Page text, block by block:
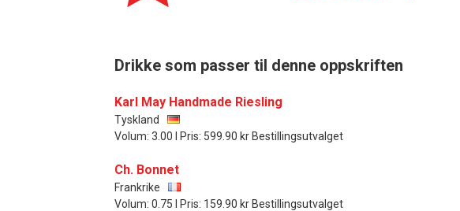
Drikke som passer til denne oppskriften
Karl May Handmade Riesling
Tyskland
Volum: 3.00 l Pris: 599.90 kr Bestillingsutvalget
Ch. Bonnet
Frankrike
Volum: 0.75 l Pris: 159.90 kr Bestillingsutvalget